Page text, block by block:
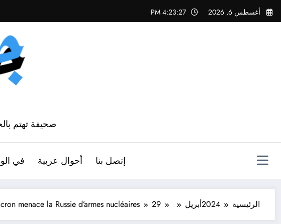
التجاوز
إلى
أغسطس 6, 2026 4:23:28 PM
صحيفة تهتم
إتصل بنا أحوال عربية في
الرئيسية 2024أبريل 29
menace la Russie d’armes nucléaires